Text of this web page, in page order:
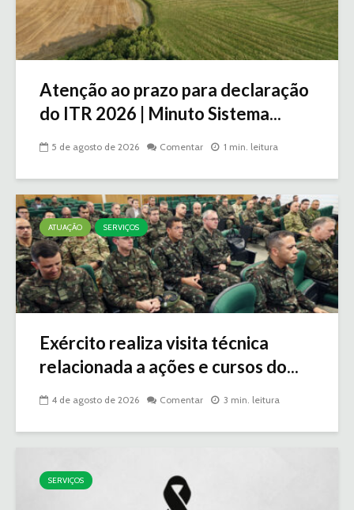
Atenção ao prazo para declaração
do ITR 2026 | Minuto Sistema...
5 de agosto de 2026 Comentar 1 min. leitura
ATUAÇÃO SERVIÇOS
Exército realiza visita técnica
relacionada a ações e cursos do...
4 de agosto de 2026 Comentar 3 min. leitura
SERVIÇOS